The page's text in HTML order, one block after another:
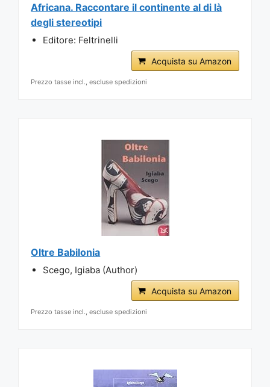
Africana. Raccontare il continente al di là
degli stereotipi
Editore: Feltrinelli
Acquista su Amazon
Prezzo tasse incl., escluse spedizioni
Oltre Babilonia
Scego, Igiaba (Author)
Acquista su Amazon
Prezzo tasse incl., escluse spedizioni